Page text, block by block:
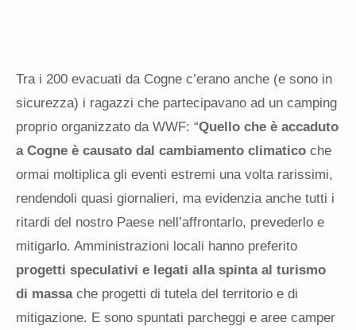
Tra i 200 evacuati da Cogne c’erano anche (e sono in
sicurezza) i ragazzi che partecipavano ad un camping
proprio organizzato da WWF: “Quello che è accaduto
a Cogne è causato dal cambiamento climatico che
ormai moltiplica gli eventi estremi una volta rarissimi,
rendendoli quasi giornalieri, ma evidenzia anche tutti i
ritardi del nostro Paese nell’affrontarlo, prevederlo e
mitigarlo. Amministrazioni locali hanno preferito
progetti speculativi e legati alla spinta al turismo
di massache progetti di tutela del territorio e di
mitigazione. E sono spuntati parcheggi e aree camper